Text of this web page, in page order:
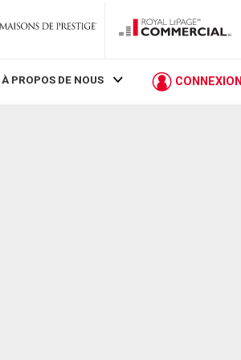
À PROPOS DE NOUS CONNEXION